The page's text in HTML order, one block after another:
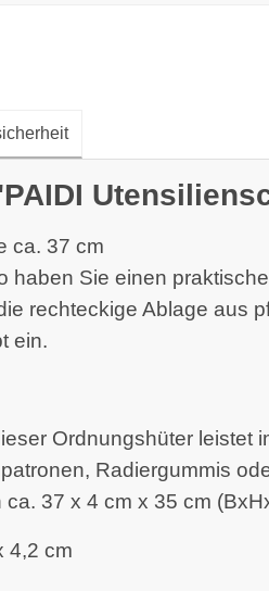
ca. 37 cm
haben Sie einen
rechteckige Ablage aus
ein.
Ordnungshüter
Radiergummis
37 x 4 cm x 35 cm
4,2 cm